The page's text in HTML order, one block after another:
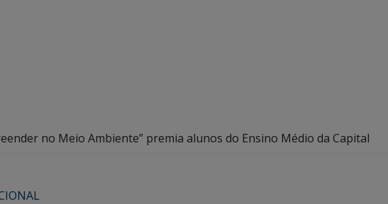
no Meio Ambiente” premia alunos do Ensino Médio da Capital